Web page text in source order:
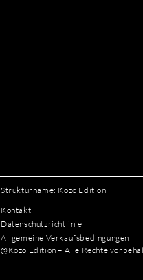
Strukturname: Kozo Edition
Kontakt
Datenschutzrichtlinie
Allgemeine Verkaufsbedingungen
@Kozo Edition – Alle Rechte